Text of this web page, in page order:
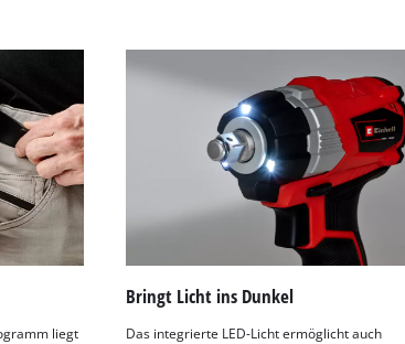
liegt
Bringt Licht ins Dunkel
Das integrierte LED-Licht ermöglicht auch